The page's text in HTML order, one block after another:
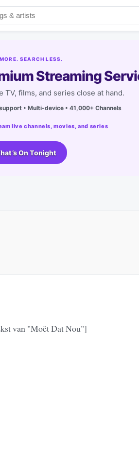
SEARCH LESS.
Streaming
TV, films, and series close at hand.
• Multi-device • 41,000+ Channels
live channels, movies, and series
On Tonight
van "Moët Dat Nou"]